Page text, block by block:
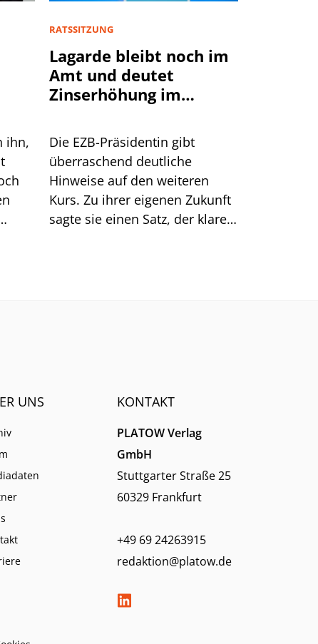
ihn,
RATSSITZUNG
Lagarde bleibt noch im
Amt und deutet
Zinserhöhung im
Die EZB-Präsidentin gibt
überraschend deutliche
Hinweise auf den weiteren
Kurs. Zu ihrer eigenen Zukunft
sagte sie einen Satz, der klarer
UNS KONTAKT
PLATOW Verlag
GmbH
Stuttgarter Straße 25
60329 Frankfurt
+49 69 24263915
redaktion@platow.de